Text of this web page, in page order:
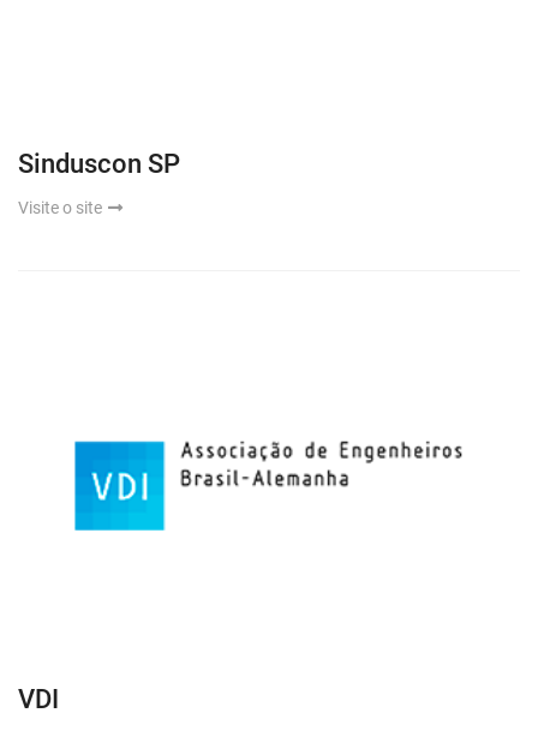
Sinduscon SP
Visite o site
VDI